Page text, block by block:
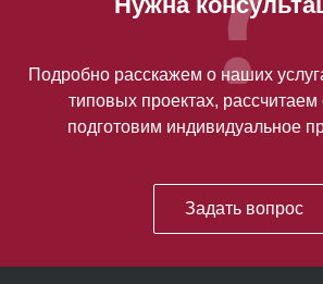
Подробно расскажем о наших
типовых проектах, рассчитаем
подготовим индивидуальное
Задать вопрос